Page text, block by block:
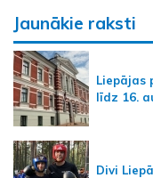
Jaunākie raksti
Liepājas
līdz 16.
Divi